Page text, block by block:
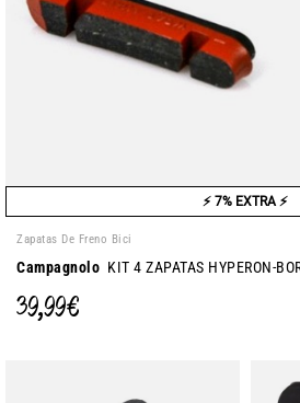
⚡ 7% EXTRA ⚡
Zapatas De Freno Bici
Campagnolo KIT 4 ZAPATAS HYPERON-
39,99 €